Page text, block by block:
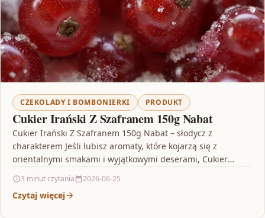
CZEKOLADY I BOMBONIERKI PRODUKT
Cukier Irański Z Szafranem 150g Nabat
Cukier Irański Z Szafranem 150g Nabat – słodycz z
charakterem Jeśli lubisz aromaty, które kojarzą się z
orientalnymi smakami i wyjątkowymi deserami, Cukier
3 minut czytania 2026-06-25
Czytaj więcej